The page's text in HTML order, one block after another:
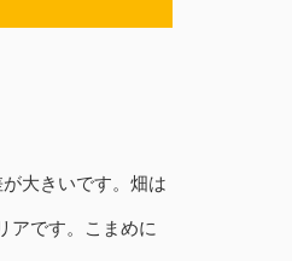
大きいです。畑は
アです。こまめに